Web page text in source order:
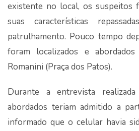
existente no local, os suspeitos
suas características
patrulhamento. Pouco tempo
foram localizados e
Romanini (Praça dos Patos).
Durante a entrevista
abordados teriam admitido a
informado que o celular havia